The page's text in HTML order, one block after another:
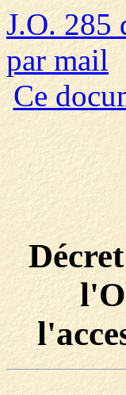
J.O. 285
par mail
Ce